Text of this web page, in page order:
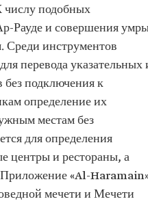
числу подобных
Рауде и совершения
Среди инструментов
перевода указательных
без подключения к
определение их
местам без
для определения
центры и рестораны, а
Приложение «Al-
мечети и Мечети